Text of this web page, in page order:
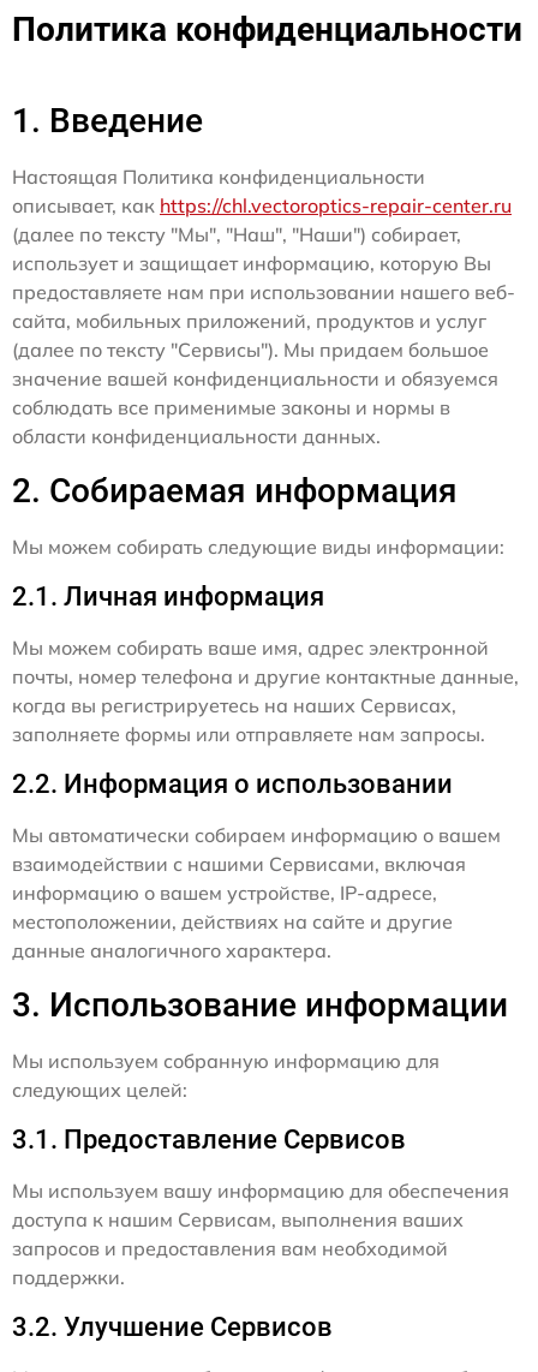
Политика конфиденциальности
1. Введение
Настоящая Политика конфиденциальности
описывает, как https://chl.vectoroptics-repair-center.ru
(далее по тексту "Мы", "Наш", "Наши") собирает,
использует и защищает информацию, которую Вы
предоставляете нам при использовании нашего веб-
сайта, мобильных приложений, продуктов и услуг
(далее по тексту "Сервисы"). Мы придаем большое
значение вашей конфиденциальности и обязуемся
соблюдать все применимые законы и нормы в
области конфиденциальности данных.
2. Собираемая информация
Мы можем собирать следующие виды информации:
2.1. Личная информация
Мы можем собирать ваше имя, адрес электронной
почты, номер телефона и другие контактные данные,
когда вы регистрируетесь на наших Сервисах,
заполняете формы или отправляете нам запросы.
2.2. Информация о использовании
Мы автоматически собираем информацию о вашем
взаимодействии с нашими Сервисами, включая
информацию о вашем устройстве, IP-адресе,
местоположении, действиях на сайте и другие
данные аналогичного характера.
3. Использование информации
Мы используем собранную информацию для
следующих целей:
3.1. Предоставление Сервисов
Мы используем вашу информацию для обеспечения
доступа к нашим Сервисам, выполнения ваших
запросов и предоставления вам необходимой
поддержки.
3.2. Улучшение Сервисов